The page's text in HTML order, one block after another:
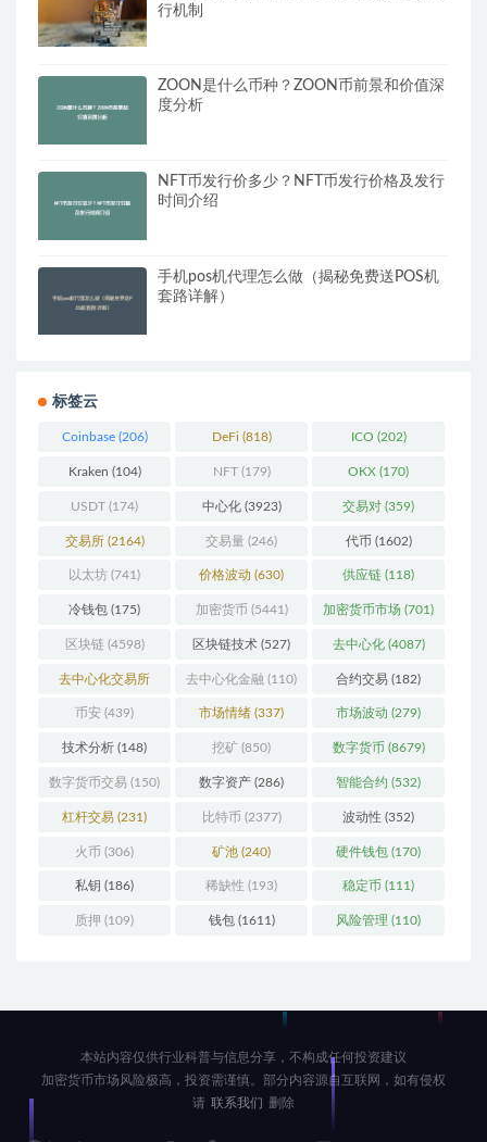
行机制
ZOON是什么币种？ZOON币前景和价值深
度分析
NFT币发行价多少？NFT币发行价格及发行
时间介绍
手机pos机代理怎么做（揭秘免费送POS机
套路​详解）
标签云
Coinbase(206) DeFi (818) ICO (202)
Kraken (104) NFT(179) OKX (170)
USDT (174) 中心化(3923) 交易对 (359)
交易所(2164) 交易量 (246) 代币 (1602)
以太坊 (741) 价格波动 (630) 供应链 (118)
冷钱包 (175) 加密货币 (5441) 加密货币市场 (701)
区块链(4598) 区块链技术 (527) 去中心化(4087)
去中心化交易所
(196)
去中心化金融 (110) 合约交易 (182)
币安 (439) 市场情绪 (337) 市场波动 (279)
技术分析 (148) 挖矿 (850) 数字货币 (8679)
数字货币交易 (150) 数字资产 (286) 智能合约 (532)
杠杆交易 (231) 比特币 (2377) 波动性 (352)
火币 (306) 矿池 (240) 硬件钱包 (170)
私钥 (186) 稀缺性 (193) 稳定币 (111)
质押 (109) 钱包(1611) 风险管理 (110)
本站内容仅供行业科普与信息分享，不构成任何投资建议
加密货币市场风险极高，投资需谨慎。部分内容源自互联网，如有侵权
请 联系我们 删除